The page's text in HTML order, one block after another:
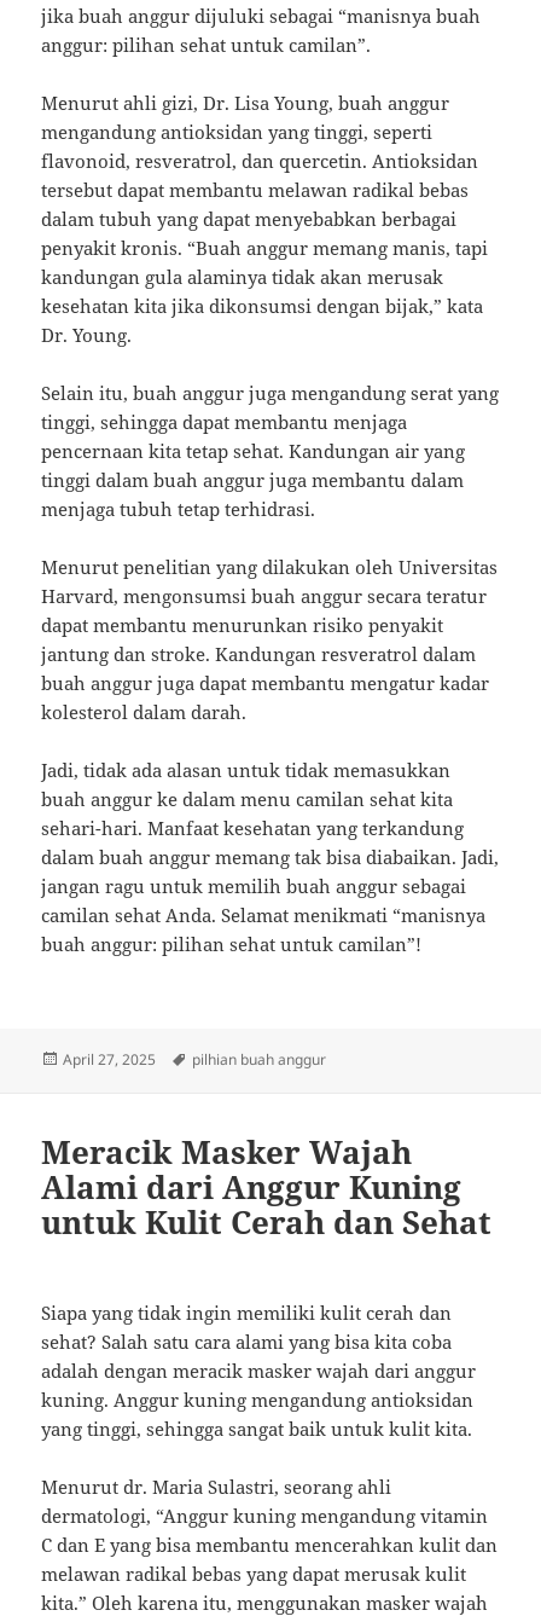
jika buah anggur dijuluki sebagai “manisnya buah
anggur: pilihan sehat untuk camilan”.
Menurut ahli gizi, Dr. Lisa Young, buah anggur
mengandung antioksidan yang tinggi, seperti
flavonoid, resveratrol, dan quercetin. Antioksidan
tersebut dapat membantu melawan radikal bebas
dalam tubuh yang dapat menyebabkan berbagai
penyakit kronis. “Buah anggur memang manis, tapi
kandungan gula alaminya tidak akan merusak
kesehatan kita jika dikonsumsi dengan bijak,” kata
Dr. Young.
Selain itu, buah anggur juga mengandung serat yang
tinggi, sehingga dapat membantu menjaga
pencernaan kita tetap sehat. Kandungan air yang
tinggi dalam buah anggur juga membantu dalam
menjaga tubuh tetap terhidrasi.
Menurut penelitian yang dilakukan oleh Universitas
Harvard, mengonsumsi buah anggur secara teratur
dapat membantu menurunkan risiko penyakit
jantung dan stroke. Kandungan resveratrol dalam
buah anggur juga dapat membantu mengatur kadar
kolesterol dalam darah.
Jadi, tidak ada alasan untuk tidak memasukkan
buah anggur ke dalam menu camilan sehat kita
sehari-hari. Manfaat kesehatan yang terkandung
dalam buah anggur memang tak bisa diabaikan. Jadi,
jangan ragu untuk memilih buah anggur sebagai
camilan sehat Anda. Selamat menikmati “manisnya
buah anggur: pilihan sehat untuk camilan”!
Posted
April 27, 2025 Tags
pilhian buah anggur
Meracik Masker Wajah
Alami dari Anggur Kuning
untuk Kulit Cerah dan Sehat
Siapa yang tidak ingin memiliki kulit cerah dan
sehat? Salah satu cara alami yang bisa kita coba
adalah dengan meracik masker wajah dari anggur
kuning. Anggur kuning mengandung antioksidan
yang tinggi, sehingga sangat baik untuk kulit kita.
Menurut dr. Maria Sulastri, seorang ahli
dermatologi, “Anggur kuning mengandung vitamin
C dan E yang bisa membantu mencerahkan kulit dan
melawan radikal bebas yang dapat merusak kulit
kita.” Oleh karena itu, menggunakan masker wajah